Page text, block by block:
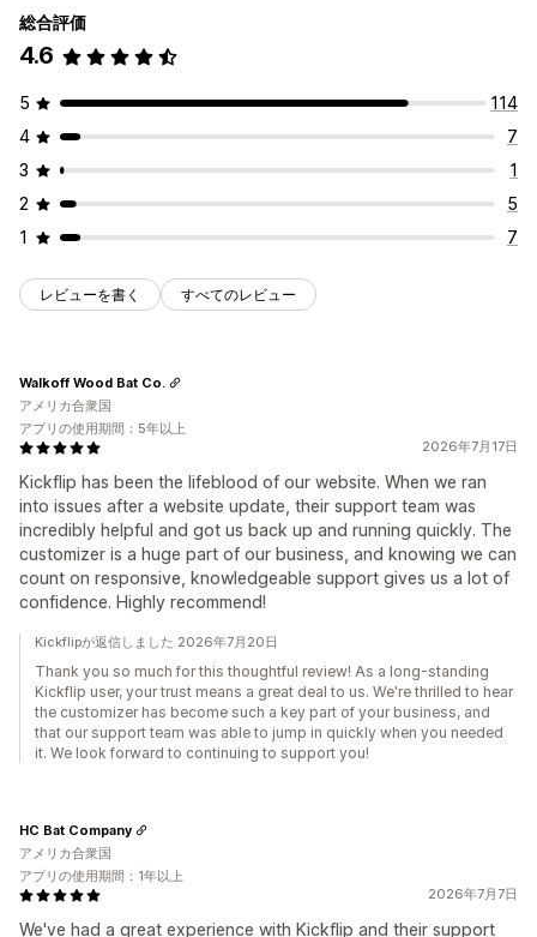
総合評価
4.6
5
114
4
7
3
1
2
5
1
7
レビューを書く すべてのレビュー
2026年7月17日
Kickflip has been the lifeblood of our website. When we ran
into issues after a website update, their support team was
incredibly helpful and got us back up and running quickly. The
customizer is a huge part of our business, and knowing we can
count on responsive, knowledgeable support gives us a lot of
confidence. Highly recommend!
Walkoff Wood Bat Co.
アメリカ合衆国
アプリの使用期間：5年以上
Kickflipが返信しました 2026年7月20日
Thank you so much for this thoughtful review! As a long-standing
Kickflip user, your trust means a great deal to us. We're thrilled to hear
the customizer has become such a key part of your business, and
that our support team was able to jump in quickly when you needed
it. We look forward to continuing to support you!
2026年7月7日
We've had a great experience with Kickflip and their support
HC Bat Company
アメリカ合衆国
アプリの使用期間：1年以上